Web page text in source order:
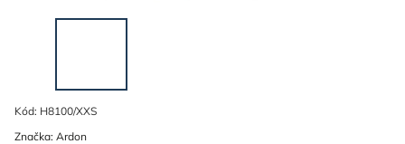
Kód: H8100/XXS
Značka: Ardon